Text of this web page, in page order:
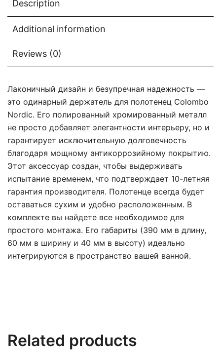
Description
Additional information
Reviews (0)
Лаконичный дизайн и безупречная надежность —
это одинарный держатель для полотенец Colombo
Nordic. Его полированный хромированный металл
не просто добавляет элегантности интерьеру, но и
гарантирует исключительную долговечность
благодаря мощному антикоррозийному покрытию.
Этот аксессуар создан, чтобы выдерживать
испытание временем, что подтверждает 10-летняя
гарантия производителя. Полотенце всегда будет
оставаться сухим и удобно расположенным. В
комплекте вы найдете все необходимое для
простого монтажа. Его габариты (390 мм в длину,
60 мм в ширину и 40 мм в высоту) идеально
интегрируются в пространство вашей ванной.
Related products